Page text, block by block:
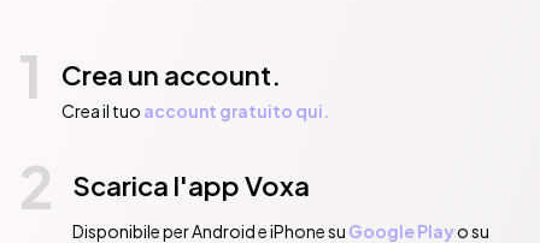
1 Crea un account.
Crea il tuo account gratuito qui.
2 Scarica l'app Voxa
Disponibile per Android e iPhone su Google Playo su